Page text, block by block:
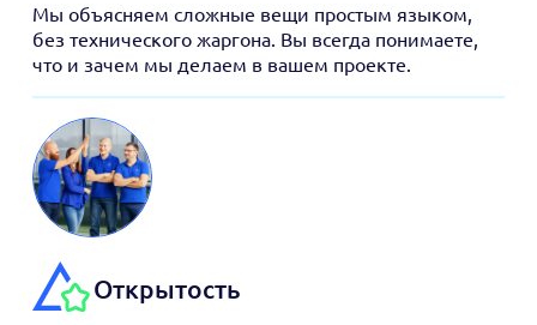
Мы объясняем сложные вещи простым языком,
без технического жаргона. Вы всегда понимаете,
что и зачем мы делаем в вашем проекте.
Открытость